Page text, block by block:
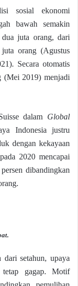
sosial ekonomi
bawah semakin
juta orang, dari
orang (Agustus
Secara otomatis
(Mei 2019) menjadi
dalam Global
Indonesia justru
dengan kekayaan
2020 mencapai
dibandingkan
setahun, upaya
gagap. Motif